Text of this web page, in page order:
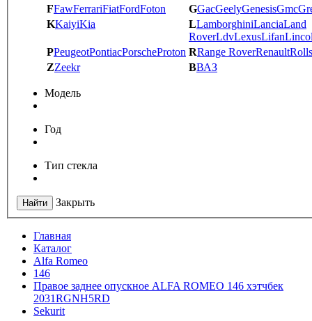
FFawFerrariFiatFordFoton GGacGeelyGenesisGmc
KKaiyiKia LLamborghiniLanciaLand
RoverLdvLexusLifan
PPeugeotPontiacPorscheProton RRange RoverRenault
ZZeekr ВВАЗ
Модель
Год
Тип стекла
Найти Закрыть
Главная
Каталог
Alfa Romeo
146
Правое заднее опускное ALFA ROMEO 146 хэтчбек
2031RGNH5RD
Sekurit